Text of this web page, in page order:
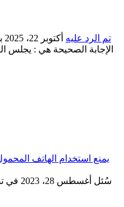
تم الرد عليه أكتوبر 22، 2025
الإجابة الصحيحة هي : يجلس
يمنع استخدام الهاتف
سُئل أغسطس 28، 2023 في